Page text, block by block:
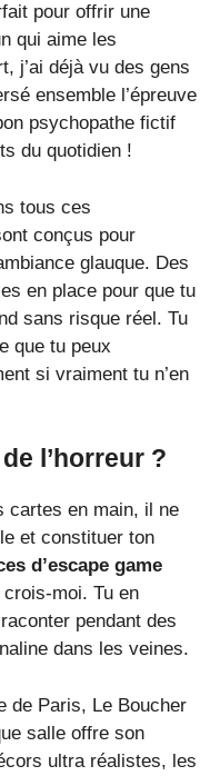
pour offrir une
qui aime les
j’ai déjà vu des gens
ensemble l’épreuve
psychopathe fictif
du quotidien !
tous ces
conçus pour
glauque. Des
en place pour que tu
sans risque réel. Tu
que tu peux
si vraiment tu n’en
l’horreur ?
cartes en main, il ne
et constituer ton
d’escape game
moi. Tu en
pendant des
dans les veines.
de Paris, Le Boucher
salle offre son
ultra réalistes, les